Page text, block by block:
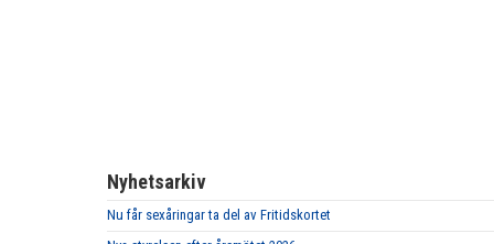
Nyhetsarkiv
Nu får sexåringar ta del av Fritidskortet